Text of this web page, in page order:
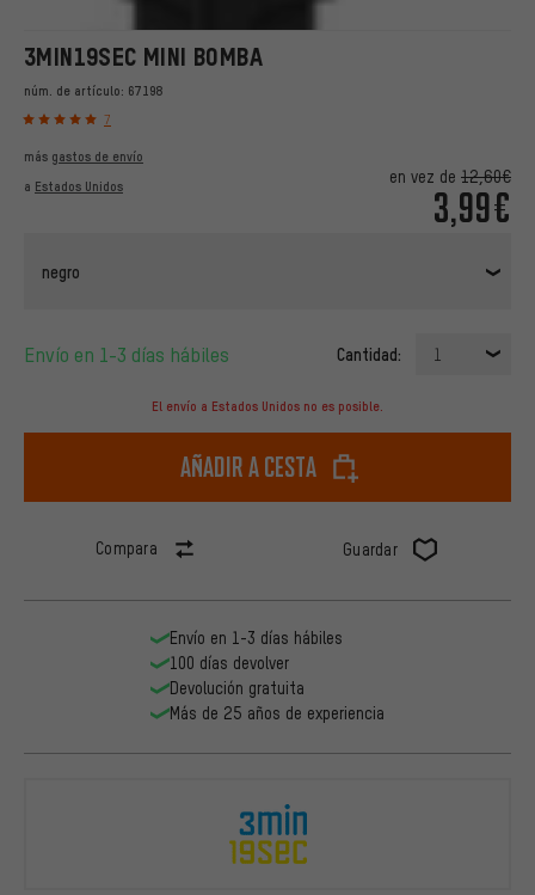
3MIN19SEC MINI BOMBA
núm. de artículo: 67198
7
en vez de 12,60€
3,99€
más gastos de envío
a Estados Unidos
negro
Envío en 1-3 días hábiles Cantidad: 1
El envío a Estados Unidos no es posible.
Añadir a cesta
Compara Guardar
Envío en 1-3 días hábiles
100 días devolver
Devolución gratuita
Más de 25 años de experiencia